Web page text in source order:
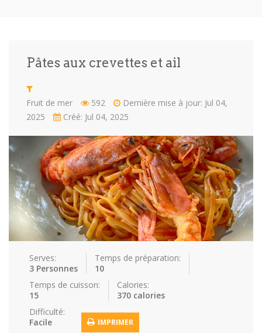
Gâteaux Pain Pâtes
Plat princ… Poisson Porc Poulet
Soupes St valenti…
Viande
Recettes
Conseils et astuces
Nous contacter
Connexion / Inscription
Pâtes aux crevettes et ail
Fruit de mer 592
Dernière mise à jour: Jul 04,
2025
Créé: Jul 04, 2025
Serves:
3 Personnes
Temps de préparation:
10
Temps de cuisson:
15
Calories:
370 calories
Difficulté:
Facile
IMPRIMER